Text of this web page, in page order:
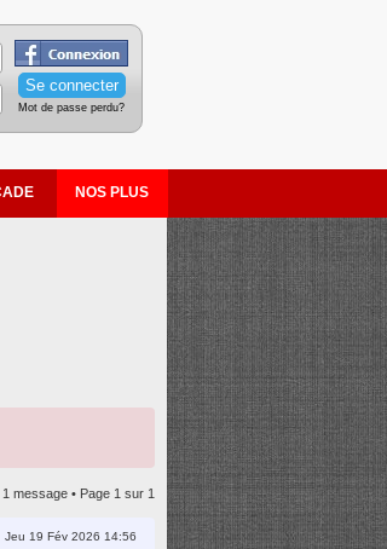
Mot de passe perdu?
NOS PLUS
1 message • Page 1 sur 1
Jeu 19 Fév 2026 14:56